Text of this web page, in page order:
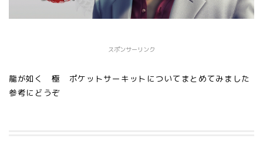
スポンサーリンク
龍が如く 極 ポケットサーキットについてまとめてみました
参考にどうぞ